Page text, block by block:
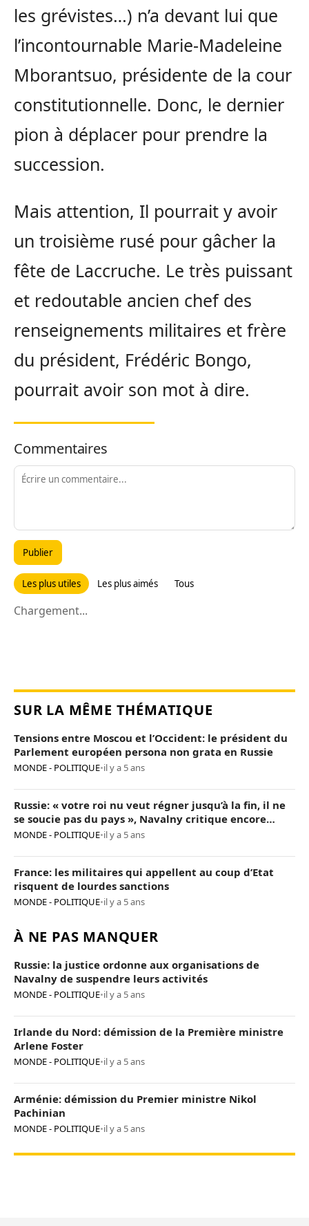
les grévistes…) n’a devant lui que
l’incontournable Marie-Madeleine
Mborantsuo, présidente de la cour
constitutionnelle. Donc, le dernier
pion à déplacer pour prendre la
succession.
Mais attention, Il pourrait y avoir
un troisième rusé pour gâcher la
fête de Laccruche. Le très puissant
et redoutable ancien chef des
renseignements militaires et frère
du président, Frédéric Bongo,
pourrait avoir son mot à dire.
Commentaires
Publier
Les plus utiles Les plus aimés Tous
Chargement...
SUR LA MÊME THÉMATIQUE
Tensions entre Moscou et l’Occident: le président du
Parlement européen persona non grata en Russie
MONDE - POLITIQUE•il y a 5 ans
Russie: « votre roi nu veut régner jusqu’à la fin, il ne
se soucie pas du pays », Navalny critique encore
Poutine
MONDE - POLITIQUE•il y a 5 ans
France: les militaires qui appellent au coup d’Etat
risquent de lourdes sanctions
MONDE - POLITIQUE•il y a 5 ans
À NE PAS MANQUER
Russie: la justice ordonne aux organisations de
Navalny de suspendre leurs activités
MONDE - POLITIQUE•il y a 5 ans
Irlande du Nord: démission de la Première ministre
Arlene Foster
MONDE - POLITIQUE•il y a 5 ans
Arménie: démission du Premier ministre Nikol
Pachinian
MONDE - POLITIQUE•il y a 5 ans